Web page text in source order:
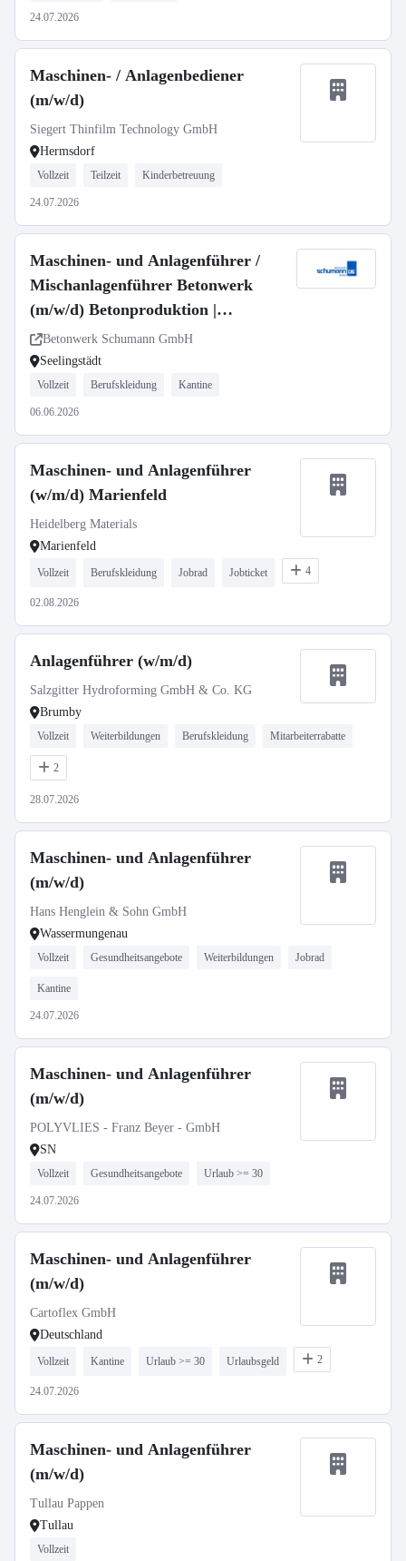
24.07.2026
Maschinen- / Anlagenbediener
(m/w/d)
Siegert Thinfilm Technology GmbH
Hermsdorf
Vollzeit Teilzeit Kinderbetreuung
24.07.2026
Maschinen- und Anlagenführer /
Mischanlagenführer Betonwerk
(m/w/d) Betonproduktion |
Maschinenbedienung | 1-Schicht-
System
Betonwerk Schumann GmbH
Seelingstädt
Vollzeit Berufskleidung Kantine
06.06.2026
Maschinen- und Anlagenführer
(w/m/d) Marienfeld
Heidelberg Materials
Marienfeld
Vollzeit Berufskleidung Jobrad Jobticket 4
02.08.2026
Anlagenführer (w/m/d)
Salzgitter Hydroforming GmbH & Co. KG
Brumby
Vollzeit Weiterbildungen Berufskleidung Mitarbeiterrabatte
2
28.07.2026
Maschinen- und Anlagenführer
(m/w/d)
Hans Henglein & Sohn GmbH
Wassermungenau
Vollzeit Gesundheitsangebote Weiterbildungen Jobrad
Kantine
24.07.2026
Maschinen- und Anlagenführer
(m/w/d)
POLYVLIES - Franz Beyer - GmbH
SN
Vollzeit Gesundheitsangebote Urlaub >= 30
24.07.2026
Maschinen- und Anlagenführer
(m/w/d)
Cartoflex GmbH
Deutschland
Vollzeit Kantine Urlaub >= 30 Urlaubsgeld 2
24.07.2026
Maschinen- und Anlagenführer
(m/w/d)
Tullau Pappen
Tullau
Vollzeit